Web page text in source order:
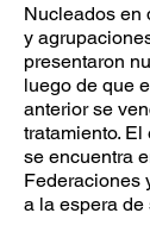
Nucleados en
y
presentaron
luego de que
anterior se
tratamiento.
se encuentra
Federaciones
a la espera de